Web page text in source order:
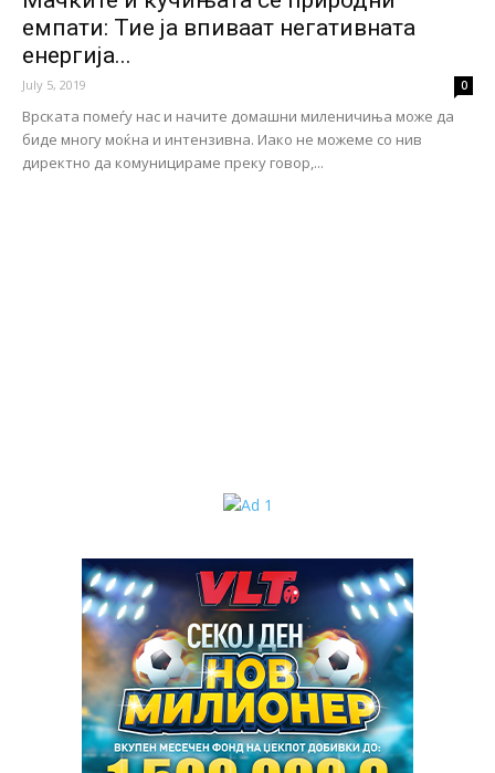
емпати: Тие ја впиваат негативната
енергија...
July 5, 2019 0
Врската помеѓу нас и начите домашни миленичиња може да
биде многу моќна и интензивна. Иако не можеме со нив
директно да комуницираме преку говор,...